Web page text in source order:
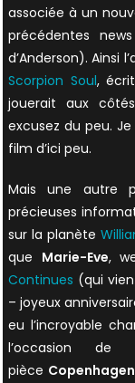
associée à un
précédentes
d’Anderson).
Scorpion Soul,
jouerait aux
excusez du peu.
film d’ici peu.
Mais une autre
précieuses
sur la planète
que Marie-Eve,
Continues (qui
– joyeux
eu l’incroyable
l’occasion
pièce Copenhagen